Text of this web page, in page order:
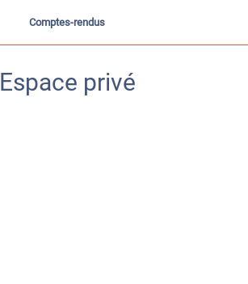
Comptes-rendus
Espace privé